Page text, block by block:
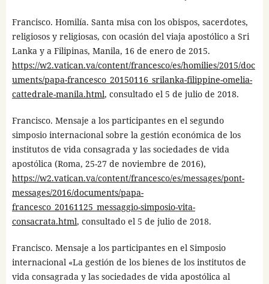
Francisco. Homilía. Santa misa con los obispos, sacerdotes,
religiosos y religiosas, con ocasión del viaja apostólico a Sri
Lanka y a Filipinas, Manila, 16 de enero de 2015.
https://w2.vatican.va/content/francesco/es/homilies/2015/doc
uments/papa-francesco_20150116_srilanka-filippine-omelia-
cattedrale-manila.html, consultado el 5 de julio de 2018.
Francisco. Mensaje a los participantes en el segundo
simposio internacional sobre la gestión económica de los
institutos de vida consagrada y las sociedades de vida
apostólica (Roma, 25-27 de noviembre de 2016),
https://w2.vatican.va/content/francesco/es/messages/pont-
messages/2016/documents/papa-
francesco_20161125_messaggio-simposio-vita-
consacrata.html, consultado el 5 de julio de 2018.
Francisco. Mensaje a los participantes en el Simposio
internacional «La gestión de los bienes de los institutos de
vida consagrada y las sociedades de vida apostólica al